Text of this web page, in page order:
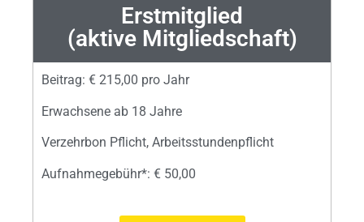
Erstmitglied
(aktive Mitgliedschaft)
Beitrag: € 215,00 pro Jahr
Erwachsene ab 18 Jahre
Verzehrbon Pflicht, Arbeitsstundenpflicht
Aufnahmegebühr*: € 50,00